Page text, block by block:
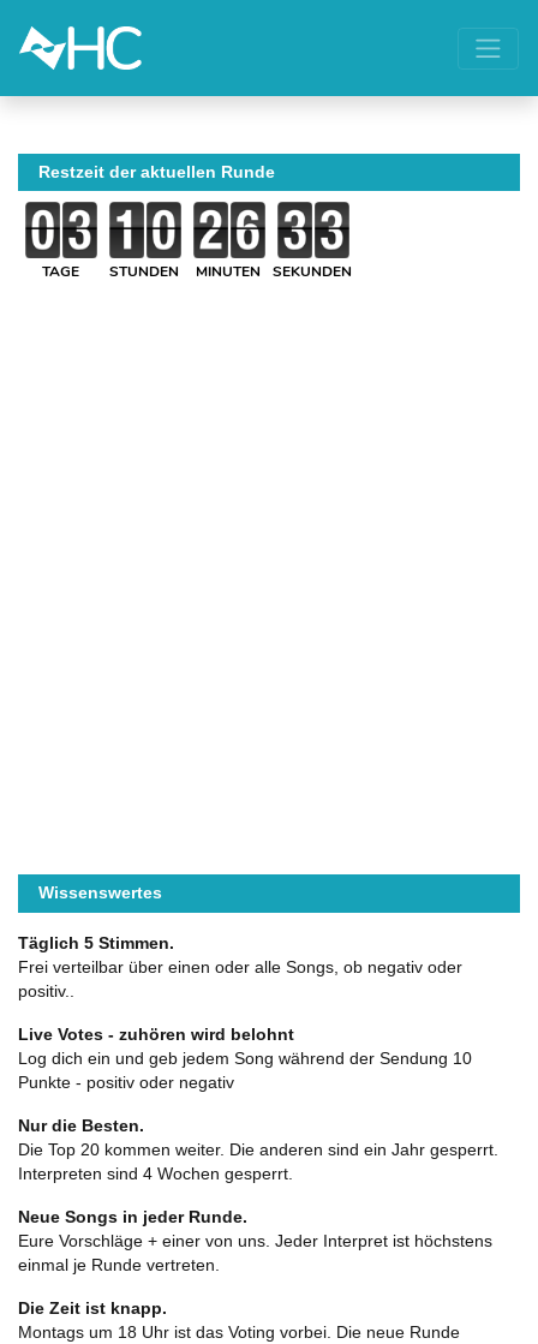
Restzeit der aktuellen Runde
TAGE STUNDEN MINUTEN SEKUNDEN
Wissenswertes
Täglich 5 Stimmen.
Frei verteilbar über einen oder alle Songs, ob negativ oder
positiv..
Live Votes - zuhören wird belohnt
Log dich ein und geb jedem Song während der Sendung 10
Punkte - positiv oder negativ
Nur die Besten.
Die Top 20 kommen weiter. Die anderen sind ein Jahr gesperrt.
Interpreten sind 4 Wochen gesperrt.
Neue Songs in jeder Runde.
Eure Vorschläge + einer von uns. Jeder Interpret ist höchstens
einmal je Runde vertreten.
Die Zeit ist knapp.
Montags um 18 Uhr ist das Voting vorbei. Die neue Runde